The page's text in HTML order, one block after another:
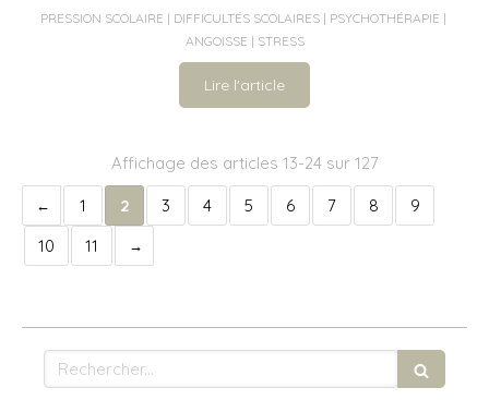
PRESSION SCOLAIRE
DIFFICULTÉS SCOLAIRES
PSYCHOTHÉRAPIE
ANGOISSE
STRESS
Lire l'article
Affichage des articles 13-24 sur 127
1 2 3 4 5 6 7 8
9
10
11
Rechercher